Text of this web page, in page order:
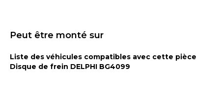
Peut être monté sur
Liste des véhicules compatibles avec cette pièce
Disque de frein DELPHI BG4099